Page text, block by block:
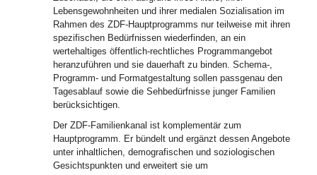
Lebensgewohnheiten und ihrer medialen Sozialisation im
Rahmen des ZDF-Hauptprogramms nur teilweise mit ihren
spezifischen Bedürfnissen wiederfinden, an ein
wertehaltiges öffentlich-rechtliches Programmangebot
heranzuführen und sie dauerhaft zu binden. Schema-,
Programm- und Formatgestaltung sollen passgenau den
Tagesablauf sowie die Sehbedürfnisse junger Familien
berücksichtigen.
Der ZDF-Familienkanal ist komplementär zum
Hauptprogramm. Er bündelt und ergänzt dessen Angebote
unter inhaltlichen, demografischen und soziologischen
Gesichtspunkten und erweitert sie um